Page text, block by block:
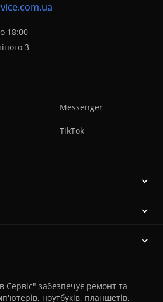
18:00
3
Messenger
TikTok
Сервіс" забезпечує ремонт та
ноутбуків, планшетів,